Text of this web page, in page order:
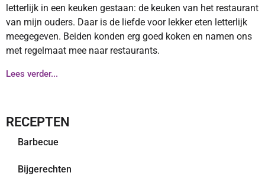
letterlijk in een keuken gestaan: de keuken van het restaurant
van mijn ouders. Daar is de liefde voor lekker eten letterlijk
meegegeven. Beiden konden erg goed koken en namen ons
met regelmaat mee naar restaurants.
Lees verder...
RECEPTEN
Barbecue
Bijgerechten